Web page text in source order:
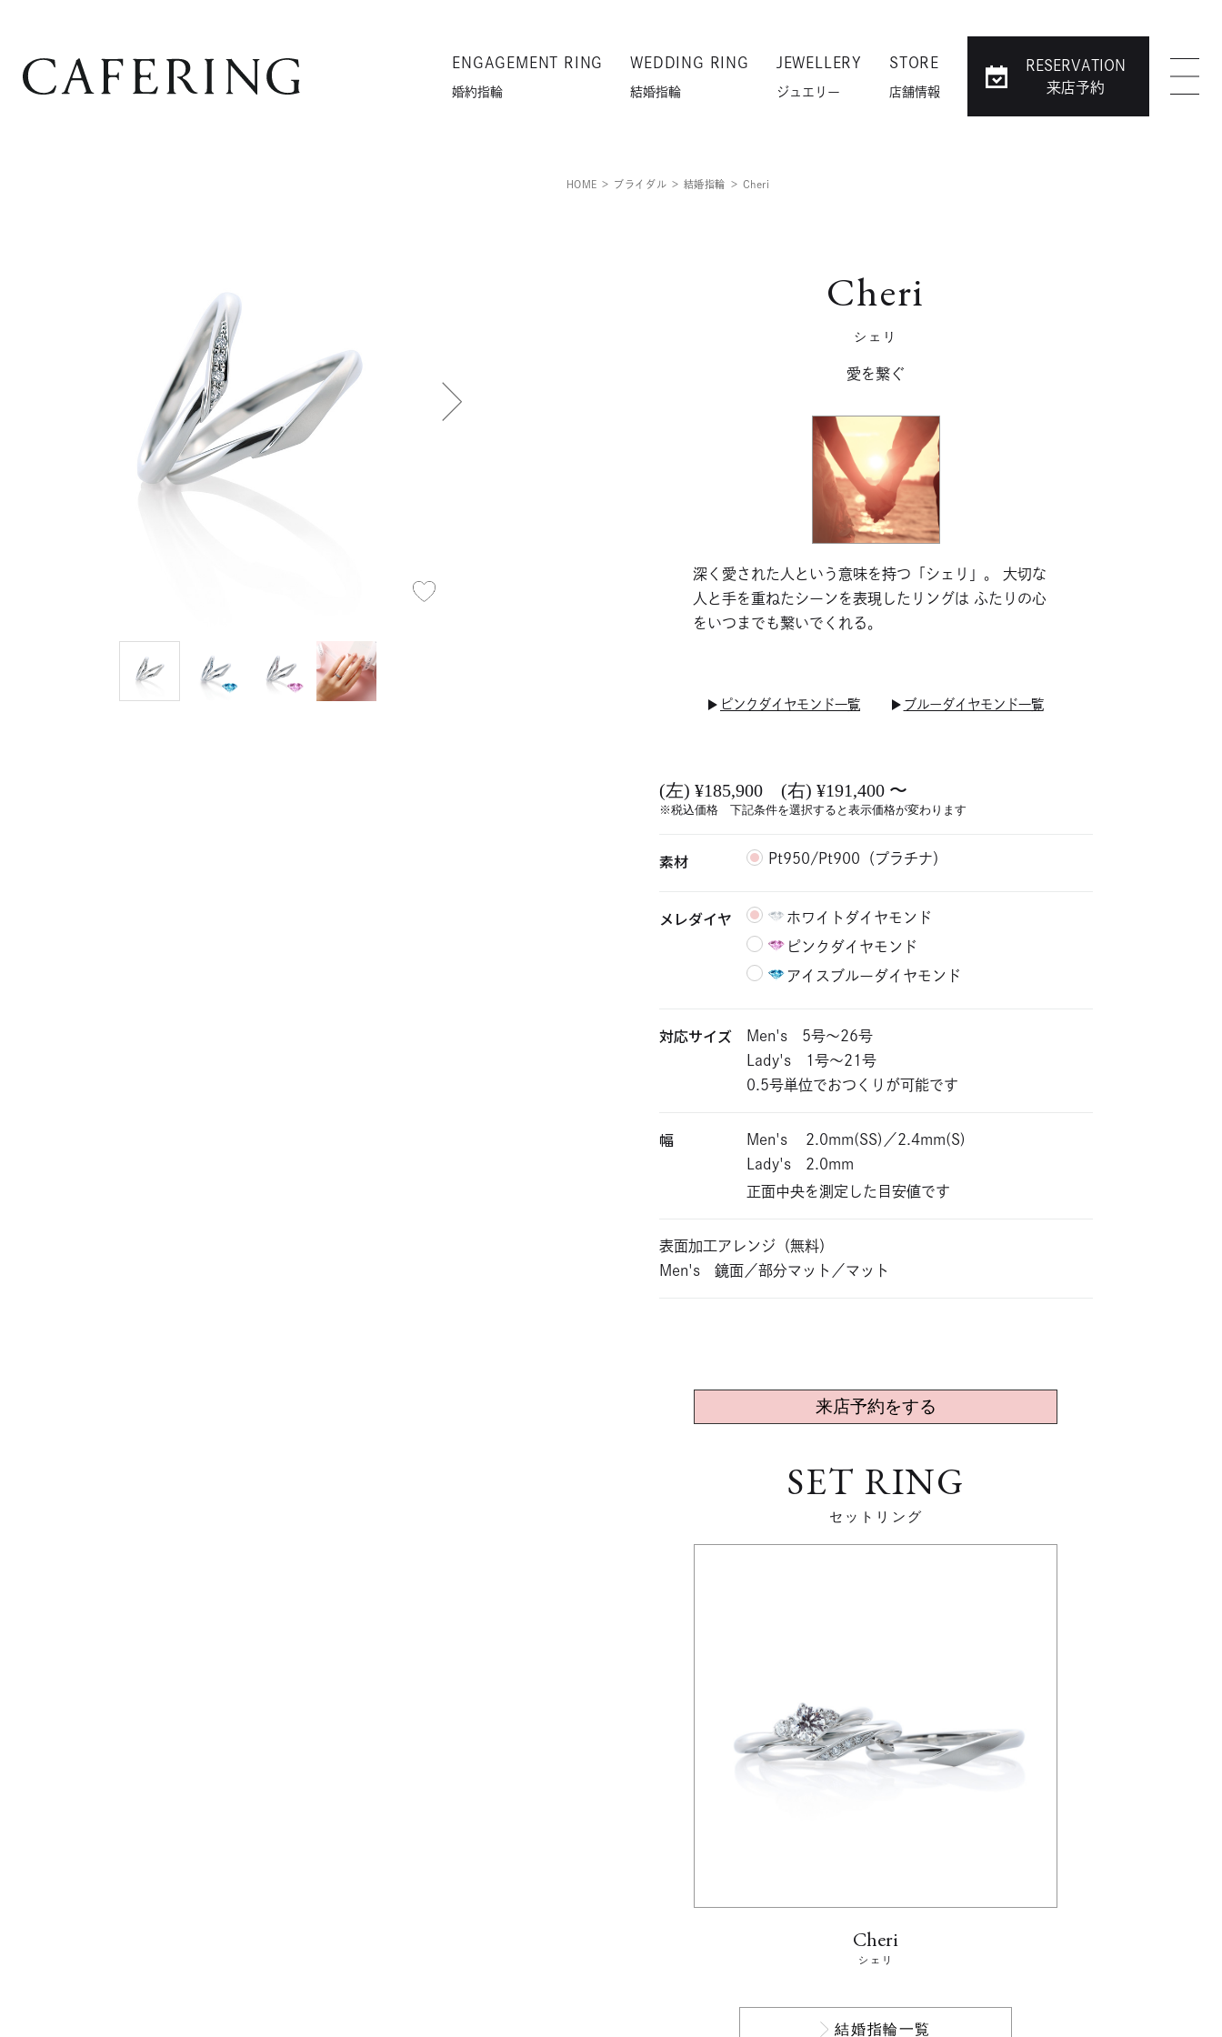
ENGAGEMENT RING
婚約指輪
WEDDING RING
結婚指輪
JEWELLERY
ジュエリー
STORE
店舗情報
RESERVATION
来店予約
HOME ブライダル 結婚指輪 Cheri
Cheri
シェリ
愛を繋ぐ
深く愛された人という意味を持つ「シェリ」。 大切な
人と手を重ねたシーンを表現したリングは ふたりの心
をいつまでも繋いでくれる。
ピンクダイヤモンド一覧 ブルーダイヤモンド一覧
(左) ¥185,900 (右) ¥191,400 〜
※税込価格 下記条件を選択すると表示価格が変わります
素材 Pt950/Pt900（プラチナ）
メレダイヤ
ホワイトダイヤモンド
ピンクダイヤモンド
アイスブルーダイヤモンド
対応サイズ
Men's 5号〜26号
Lady's 1号〜21号
0.5号単位でおつくりが可能です
幅 Men's
2.0mm(SS)／2.4mm(S)
Lady's
2.0mm
正面中央を測定した目安値です
表面加工アレンジ（無料）
Men's 鏡面／部分マット／マット
来店予約をする
SET RING
セットリング
Cheri
シェリ
結婚指輪一覧